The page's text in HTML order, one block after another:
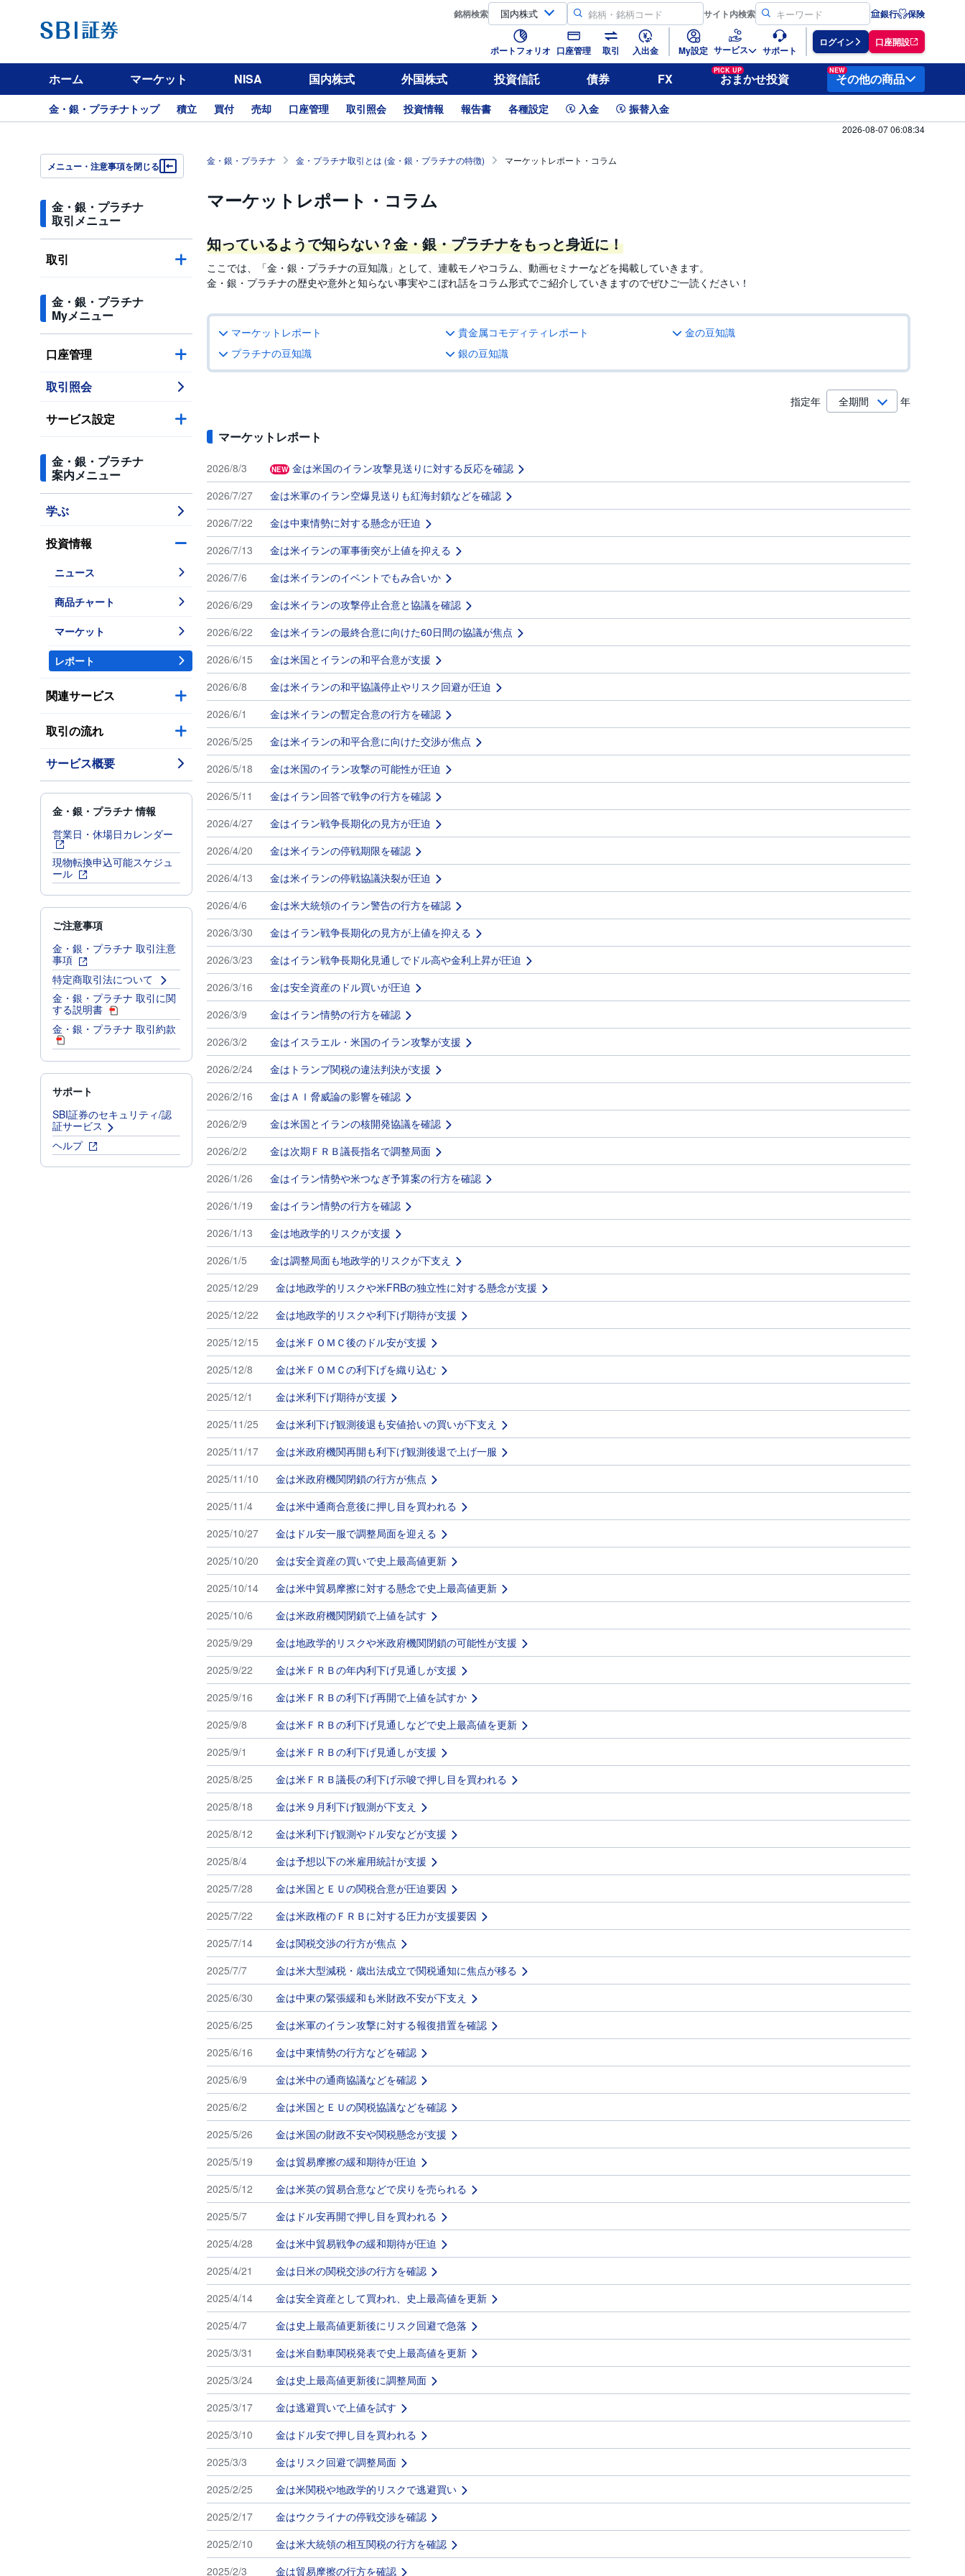
銘柄検索 サイト内検索 銀行 保険
ポートフォリオ 口座管理 取引 入出金 My設定 サービス サポート
ログイン 口座開設
ホーム マーケット NISA 国内株式 外国株式 投資信託 債券 FX
PICK UP
おまかせ投資
NEW
その他の商品
金・銀・プラチナトップ 積立 買付 売却 口座管理 取引照会 投資情報 報告書 各種設定 入金 振替入金
2026-08-07 06:08:34
メニュー・注意事項を閉じる
金・銀・プラチナ
取引メニュー
取引
金・銀・プラチナ
Myメニュー
口座管理
取引照会
サービス設定
金・銀・プラチナ
案内メニュー
学ぶ
投資情報
ニュース
商品チャート
マーケット
レポート
関連サービス
取引の流れ
サービス概要
金・銀・プラチナ 情報
営業日・休場日カレンダー
現物転換申込可能スケジュ
ール
ご注意事項
金・銀・プラチナ 取引注意
事項
特定商取引法について
金・銀・プラチナ 取引に関
する説明書
金・銀・プラチナ 取引約款
サポート
SBI証券のセキュリティ/認
証サービス
ヘルプ
金・銀・プラチナ 金・プラチナ取引とは (金・銀・プラチナの特徴) マーケットレポート・コラム
マーケットレポート・コラム
知っているようで知らない？金・銀・プラチナをもっと身近に！
ここでは、「金・銀・プラチナの豆知識」として、連載モノやコラム、動画セミナーなどを掲載していきます。
金・銀・プラチナの歴史や意外と知らない事実やこぼれ話をコラム形式でご紹介していきますのでぜひご一読ください！
マーケットレポート 貴金属コモディティレポート
金の豆知識
プラチナの豆知識
銀の豆知識
指定年 年
マーケットレポート
2026/8/3 NEW 金は米国のイラン攻撃見送りに対する反応を確認
2026/7/27
金は米軍のイラン空爆見送りも紅海封鎖などを確認
2026/7/22
金は中東情勢に対する懸念が圧迫
2026/7/13
金は米イランの軍事衝突が上値を抑える
2026/7/6
金は米イランのイベントでもみ合いか
2026/6/29
金は米イランの攻撃停止合意と協議を確認
2026/6/22
金は米イランの最終合意に向けた60日間の協議が焦点
2026/6/15
金は米国とイランの和平合意が支援
2026/6/8
金は米イランの和平協議停止やリスク回避が圧迫
2026/6/1
金は米イランの暫定合意の行方を確認
2026/5/25
金は米イランの和平合意に向けた交渉が焦点
2026/5/18
金は米国のイラン攻撃の可能性が圧迫
2026/5/11
金はイラン回答で戦争の行方を確認
2026/4/27
金はイラン戦争長期化の見方が圧迫
2026/4/20
金は米イランの停戦期限を確認
2026/4/13
金は米イランの停戦協議決裂が圧迫
2026/4/6
金は米大統領のイラン警告の行方を確認
2026/3/30
金はイラン戦争長期化の見方が上値を抑える
2026/3/23
金はイラン戦争長期化見通しでドル高や金利上昇が圧迫
2026/3/16
金は安全資産のドル買いが圧迫
2026/3/9
金はイラン情勢の行方を確認
2026/3/2
金はイスラエル・米国のイラン攻撃が支援
2026/2/24
金はトランプ関税の違法判決が支援
2026/2/16
金はＡＩ脅威論の影響を確認
2026/2/9
金は米国とイランの核開発協議を確認
2026/2/2
金は次期ＦＲＢ議長指名で調整局面
2026/1/26
金はイラン情勢や米つなぎ予算案の行方を確認
2026/1/19
金はイラン情勢の行方を確認
2026/1/13
金は地政学的リスクが支援
2026/1/5
金は調整局面も地政学的リスクが下支え
2025/12/29
金は地政学的リスクや米FRBの独立性に対する懸念が支援
2025/12/22
金は地政学的リスクや利下げ期待が支援
2025/12/15
金は米ＦＯＭＣ後のドル安が支援
2025/12/8
金は米ＦＯＭＣの利下げを織り込む
2025/12/1
金は米利下げ期待が支援
2025/11/25
金は米利下げ観測後退も安値拾いの買いが下支え
2025/11/17
金は米政府機関再開も利下げ観測後退で上げ一服
2025/11/10
金は米政府機関閉鎖の行方が焦点
2025/11/4
金は米中通商合意後に押し目を買われる
2025/10/27
金はドル安一服で調整局面を迎える
2025/10/20
金は安全資産の買いで史上最高値更新
2025/10/14
金は米中貿易摩擦に対する懸念で史上最高値更新
2025/10/6
金は米政府機関閉鎖で上値を試す
2025/9/29
金は地政学的リスクや米政府機関閉鎖の可能性が支援
2025/9/22
金は米ＦＲＢの年内利下げ見通しが支援
2025/9/16
金は米ＦＲＢの利下げ再開で上値を試すか
2025/9/8
金は米ＦＲＢの利下げ見通しなどで史上最高値を更新
2025/9/1
金は米ＦＲＢの利下げ見通しが支援
2025/8/25
金は米ＦＲＢ議長の利下げ示唆で押し目を買われる
2025/8/18
金は米９月利下げ観測が下支え
2025/8/12
金は米利下げ観測やドル安などが支援
2025/8/4
金は予想以下の米雇用統計が支援
2025/7/28
金は米国とＥＵの関税合意が圧迫要因
2025/7/22
金は米政権のＦＲＢに対する圧力が支援要因
2025/7/14
金は関税交渉の行方が焦点
2025/7/7
金は米大型減税・歳出法成立で関税通知に焦点が移る
2025/6/30
金は中東の緊張緩和も米財政不安が下支え
2025/6/25
金は米軍のイラン攻撃に対する報復措置を確認
2025/6/16
金は中東情勢の行方などを確認
2025/6/9
金は米中の通商協議などを確認
2025/6/2
金は米国とＥＵの関税協議などを確認
2025/5/26
金は米国の財政不安や関税懸念が支援
2025/5/19
金は貿易摩擦の緩和期待が圧迫
2025/5/12
金は米英の貿易合意などで戻りを売られる
2025/5/7
金はドル安再開で押し目を買われる
2025/4/28
金は米中貿易戦争の緩和期待が圧迫
2025/4/21
金は日米の関税交渉の行方を確認
2025/4/14
金は安全資産として買われ、史上最高値を更新
2025/4/7
金は史上最高値更新後にリスク回避で急落
2025/3/31
金は米自動車関税発表で史上最高値を更新
2025/3/24
金は史上最高値更新後に調整局面
2025/3/17
金は逃避買いで上値を試す
2025/3/10
金はドル安で押し目を買われる
2025/3/3
金はリスク回避で調整局面
2025/2/25
金は米関税や地政学的リスクで逃避買い
2025/2/17
金はウクライナの停戦交渉を確認
2025/2/10
金は米大統領の相互関税の行方を確認
2025/2/3
金は貿易摩擦の行方を確認